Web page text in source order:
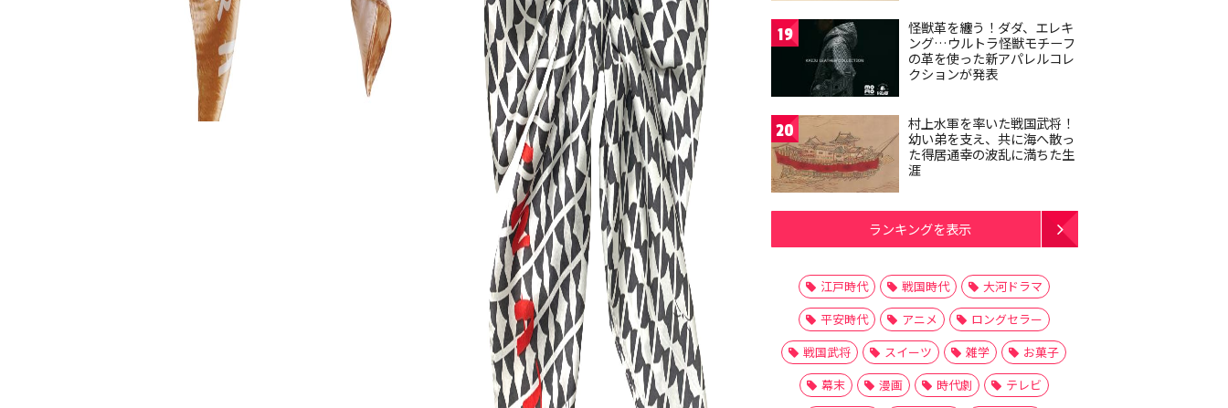
19
怪獣革を纏う！ダダ、エレキ
ング…ウルトラ怪獣モチーフ
の革を使った新アパレルコレ
クションが発表
20
村上水軍を率いた戦国武将！
幼い弟を支え、共に海へ散っ
た得居通幸の波乱に満ちた生
涯
ランキングを表示
江戸時代 戦国時代
大河ドラマ
平安時代
アニメ
ロングセラー
戦国武将
スイーツ 雑学
お菓子
幕末
漫画 時代劇
テレビ